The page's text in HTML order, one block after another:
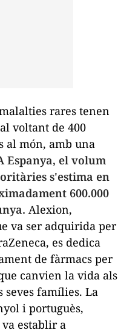
rares tenen
voltant de 400
al món, amb una
Espanya, el volum
s'estima en
600.000
Alexion,
va ser adquirida per
es dedica
de fàrmacs per
canvien la vida als
seves famílies. La
i portuguès,
va establir a